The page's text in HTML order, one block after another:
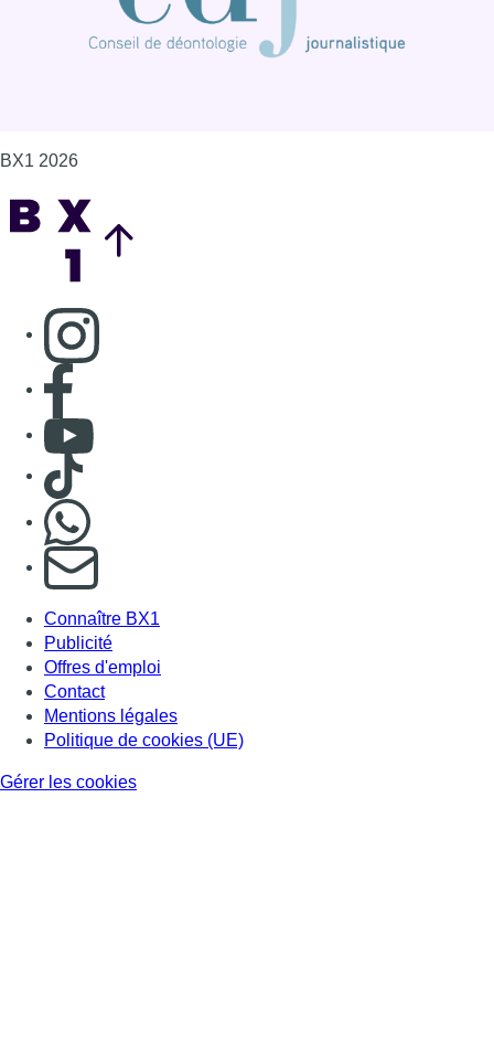
BX1 2026
Consulter page Instagram
Consulter page Facebook
Consulter Youtube
Consulter TikTok
S'abonner à notre newsletter
Connaître BX1
Publicité
Offres d'emploi
Contact
Mentions légales
Politique de cookies (UE)
Gérer les cookies